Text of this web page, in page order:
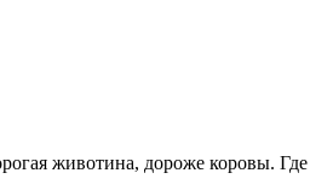
животина, дороже коровы.